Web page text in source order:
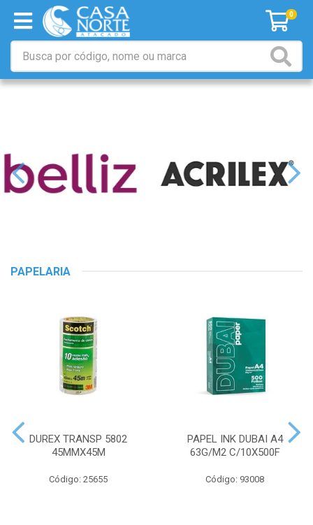
0
PAPELARIA
DUREX TRANSP 5802
45MMX45M
Código: 25655
PAPEL INK DUBAI A4
63G/M2 C/10X500F
Código: 93008